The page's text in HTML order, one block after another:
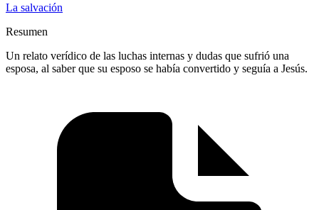
La salvación
Resumen
Un relato verídico de las luchas internas y dudas que sufrió una
esposa, al saber que su esposo se había convertido y seguía a Jesús.